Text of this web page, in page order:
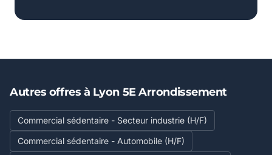
Autres offres à Lyon 5E Arrondissement
Commercial sédentaire - Secteur industrie (H/F)
Commercial sédentaire - Automobile (H/F)